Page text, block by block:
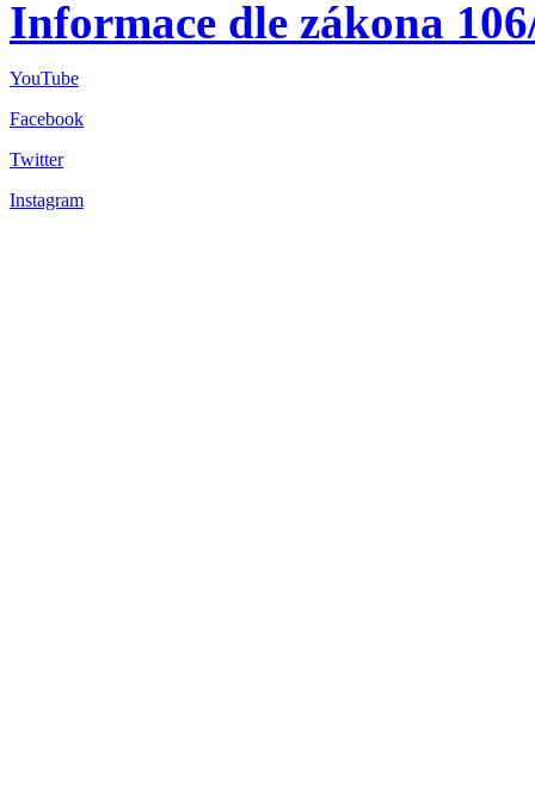
Informace dle zákona
YouTube
Facebook
Twitter
Instagram